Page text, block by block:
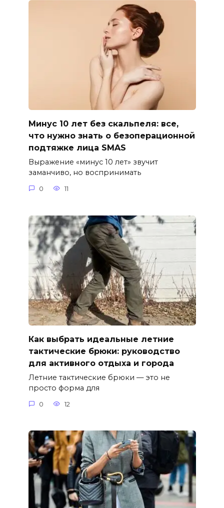
Минус 10 лет без скальпеля: все,
что нужно знать о безоперационной
подтяжке лица SMAS
Выражение «минус 10 лет» звучит
заманчиво, но воспринимать
0 11
Как выбрать идеальные летние
тактические брюки: руководство
для активного отдыха и города
Летние тактические брюки — это не
просто форма для
0 12